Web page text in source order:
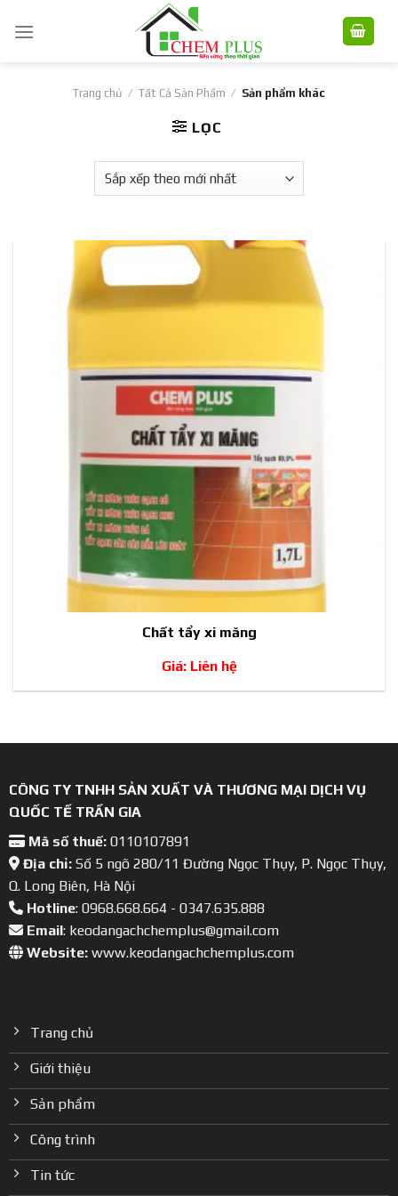
Trang chủ / Tất Cả Sản Phẩm / Sản phẩm khác
LỌC
Chất tẩy xi măng
Giá: Liên hệ
CÔNG TY TNHH SẢN XUẤT VÀ THƯƠNG MẠI DỊCH VỤ
QUỐC TẾ TRẦN GIA
Mã số thuế: 0110107891
Địa chỉ:Số 5 ngõ 280/11 Đường Ngọc Thụy, P. Ngọc Thụy,
Q. Long Biên, Hà Nội
Hotline: 0968.668.664 - 0347.635.888
Email: keodangachchemplus@gmail.com
Website:www.keodangachchemplus.com
Trang chủ
Giới thiệu
Sản phẩm
Công trình
Tin tức